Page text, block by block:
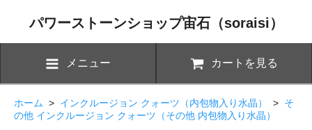
パワーストーンショップ宙石（soraisi）
メニュー カートを見る
ホーム > インクルージョン クォーツ（内包物入り水晶） > そ
の他 インクルージョン クォーツ（その他 内包物入り水晶）